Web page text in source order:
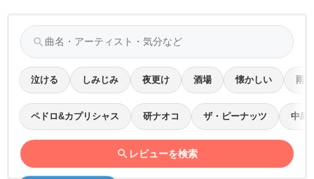
search
泣ける しみじみ 夜更け 酒場 懐かしい 雨
ペドロ&カプリシャス 研ナオコ ザ・ピーナッツ 中島
search レビューを検索